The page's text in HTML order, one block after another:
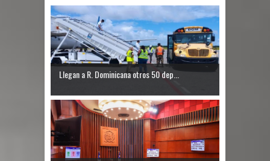
Llegan a R. Dominicana otros 50 dep...